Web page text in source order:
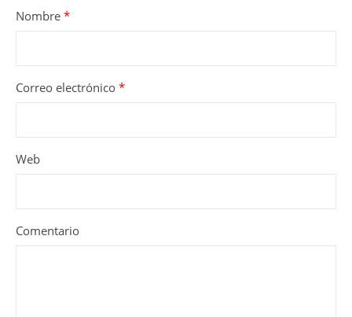
Nombre *
Correo electrónico *
Web
Comentario